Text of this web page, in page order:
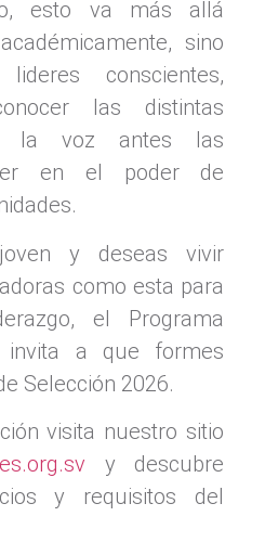
esto va más allá
sino
conscientes,
las distintas
la voz antes las
en el poder de
y deseas vivir
como esta para
el Programa
invita a que formes
Selección 2026.
visita nuestro sitio
y descubre
y requisitos del